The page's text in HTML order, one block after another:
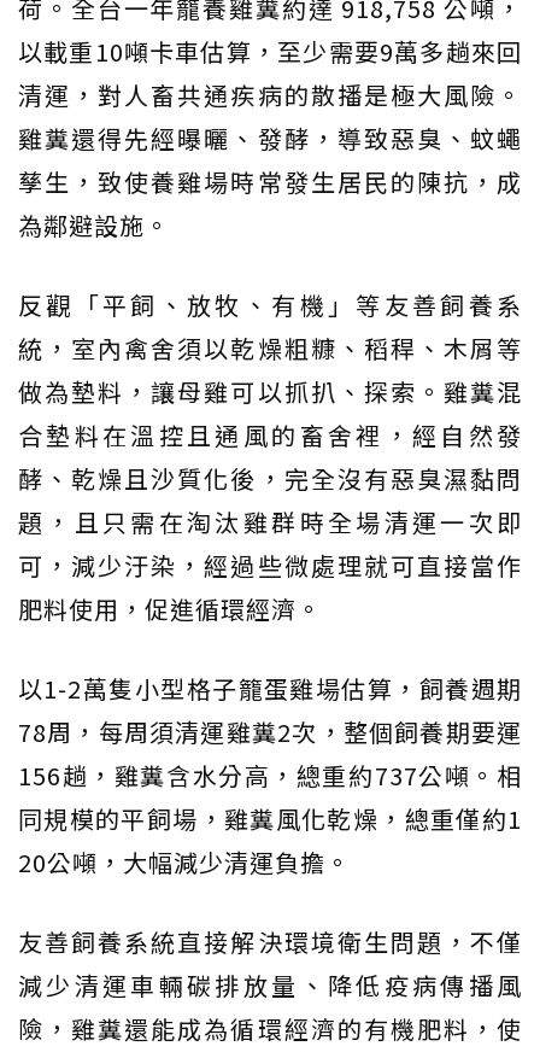
荷。全台一年籠養雞糞約達 918,758 公噸，
以載重10噸卡車估算，至少需要9萬多趟來回
清運，對人畜共通疾病的散播是極大風險。
雞糞還得先經曝曬、發酵，導致惡臭、蚊蠅
孳生，致使養雞場時常發生居民的陳抗，成
為鄰避設施。
反觀「平飼、放牧、有機」等友善飼養系
統，室內禽舍須以乾燥粗糠、稻稈、木屑等
做為墊料，讓母雞可以抓扒、探索。雞糞混
合墊料在溫控且通風的畜舍裡，經自然發
酵、乾燥且沙質化後，完全沒有惡臭濕黏問
題，且只需在淘汰雞群時全場清運一次即
可，減少汙染，經過些微處理就可直接當作
肥料使用，促進循環經濟。
以1-2萬隻小型格子籠蛋雞場估算，飼養週期
78周，每周須清運雞糞2次，整個飼養期要運
156趟，雞糞含水分高，總重約737公噸。相
同規模的平飼場，雞糞風化乾燥，總重僅約1
20公噸，大幅減少清運負擔。
友善飼養系統直接解決環境衛生問題，不僅
減少清運車輛碳排放量、降低疫病傳播風
險，雞糞還能成為循環經濟的有機肥料，使